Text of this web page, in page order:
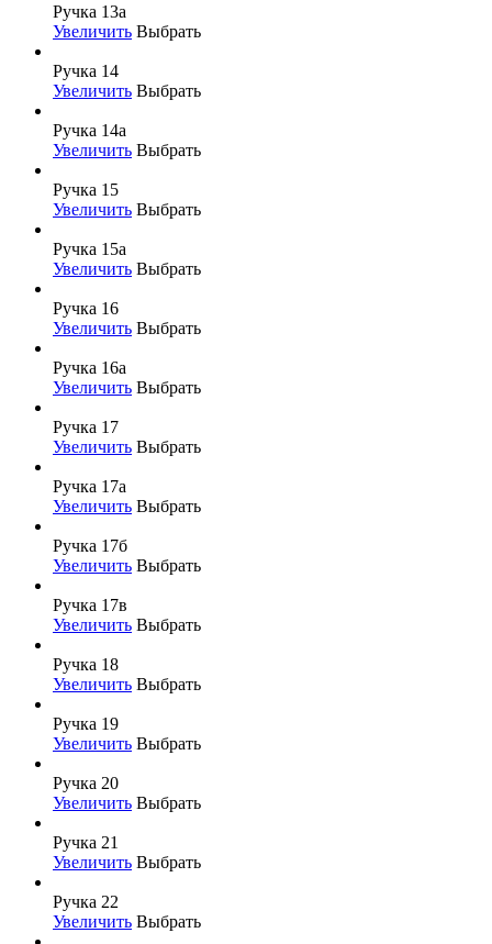
Ручка 13а
Увеличить Выбрать
Ручка 14
Увеличить Выбрать
Ручка 14а
Увеличить Выбрать
Ручка 15
Увеличить Выбрать
Ручка 15а
Увеличить Выбрать
Ручка 16
Увеличить Выбрать
Ручка 16а
Увеличить Выбрать
Ручка 17
Увеличить Выбрать
Ручка 17а
Увеличить Выбрать
Ручка 17б
Увеличить Выбрать
Ручка 17в
Увеличить Выбрать
Ручка 18
Увеличить Выбрать
Ручка 19
Увеличить Выбрать
Ручка 20
Увеличить Выбрать
Ручка 21
Увеличить Выбрать
Ручка 22
Увеличить Выбрать